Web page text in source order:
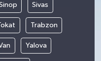
Sivas
Trabzon
Yalova